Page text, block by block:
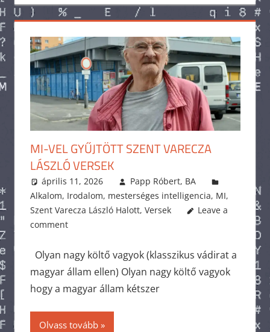
MI-VEL GYŰJTÖTT SZENT VARECZA
LÁSZLÓ VERSEK
április 11, 2026
Papp Róbert, BA
Alkalom, Irodalom, mesterséges intelligencia, MI,
Szent Varecza László Halott, Versek
Leave a
comment
Olyan nagy költő vagyok (klasszikus vádirat a
magyar állam ellen) Olyan nagy költő vagyok
hogy a magyar állam kétszer
Olvass tovább